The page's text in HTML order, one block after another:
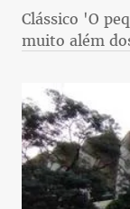
Clássico 'O
muito além